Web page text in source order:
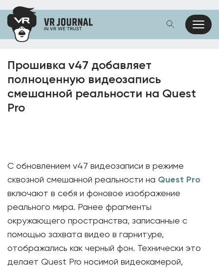
Прошивка v47 добавляет
полноценную видеозапись
смешанной реальности на Quest
Pro
С обновлением v47 видеозаписи в режиме
сквозной смешанной реальности на Quest Pro
включают в себя и фоновое изображение
реального мира. Ранее фрагменты
окружающего пространства, записанные с
помощью захвата видео в гарнитуре,
отображались как черный фон. Технически это
делает Quest Pro носимой видеокамерой,